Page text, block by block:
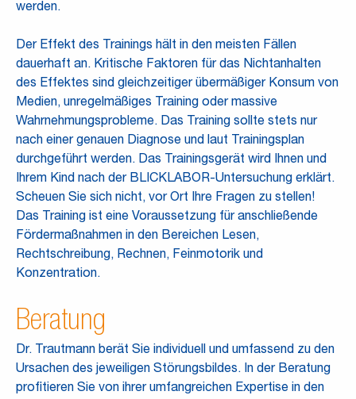
werden.
Der Effekt des Trainings hält in den meisten Fällen
dauerhaft an. Kritische Faktoren für das Nichtanhalten
des Effektes sind gleichzeitiger übermäßiger Konsum von
Medien, unregelmäßiges Training oder massive
Wahrnehmungsprobleme. Das Training sollte stets nur
nach einer genauen Diagnose und laut Trainingsplan
durchgeführt werden. Das Trainingsgerät wird Ihnen und
Ihrem Kind nach der BLICKLABOR-Untersuchung erklärt.
Scheuen Sie sich nicht, vor Ort Ihre Fragen zu stellen!
Das Training ist eine Voraussetzung für anschließende
Fördermaßnahmen in den Bereichen Lesen,
Rechtschreibung, Rechnen, Feinmotorik und
Konzentration.
Beratung
Dr. Trautmann berät Sie individuell und umfassend zu den
Ursachen des jeweiligen Störungsbildes. In der Beratung
profitieren Sie von ihrer umfangreichen Expertise in den